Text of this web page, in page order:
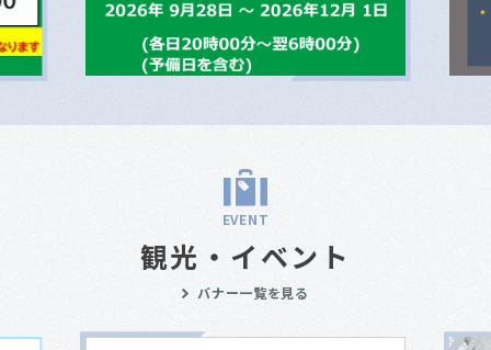
EVENT
観光・イベント
バナー一覧を見る